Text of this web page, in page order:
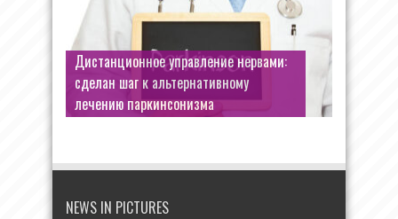
Дистанционное управление нервами:
сделан шаг к альтернативному
лечению паркинсонизма
NEWS IN PICTURES